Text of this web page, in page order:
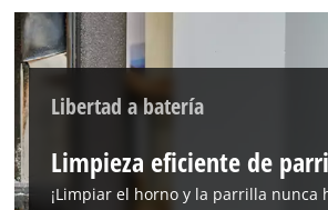
Libertad a batería
Limpieza eficiente de
¡Limpiar el horno y la parrilla nunca